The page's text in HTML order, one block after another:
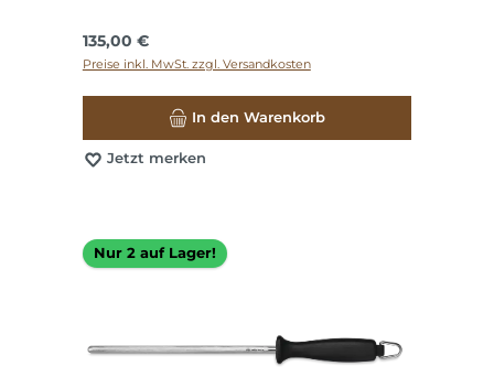
Regulärer Preis:
135,00 €
Preise inkl. MwSt. zzgl. Versandkosten
In den Warenkorb
Jetzt merken
Nur 2 auf Lager!